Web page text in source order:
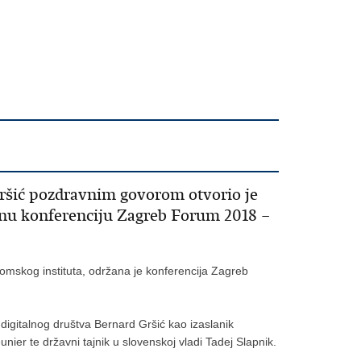
pozdravnim govorom otvorio je
konferenciju Zagreb Forum 2018 –
instituta, održana je konferencija Zagreb
društva Bernard Gršić kao izaslanik
te državni tajnik u slovenskoj vladi Tadej Slapnik.